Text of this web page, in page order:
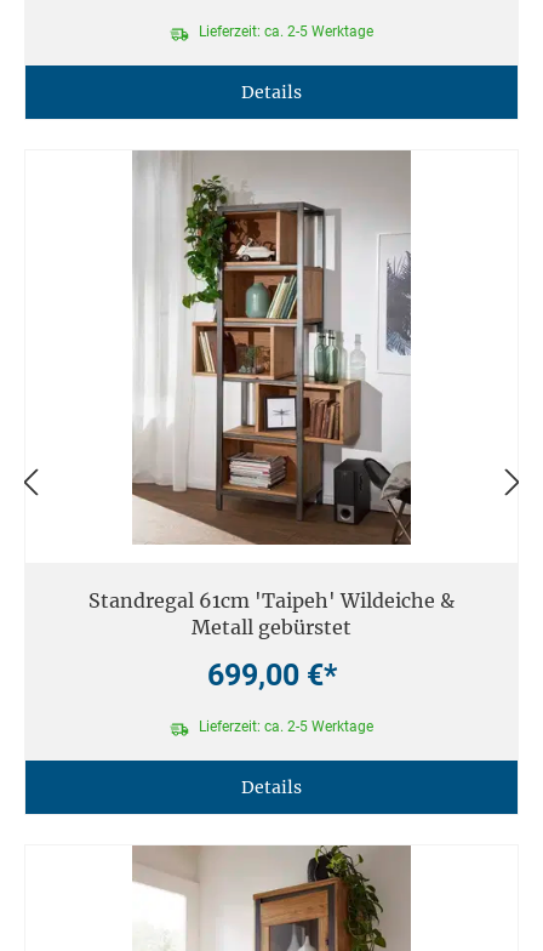
Lieferzeit: ca. 2-5 Werktage
Details
Standregal 61cm 'Taipeh' Wildeiche &
Metall gebürstet
699,00 €*
Lieferzeit: ca. 2-5 Werktage
Details